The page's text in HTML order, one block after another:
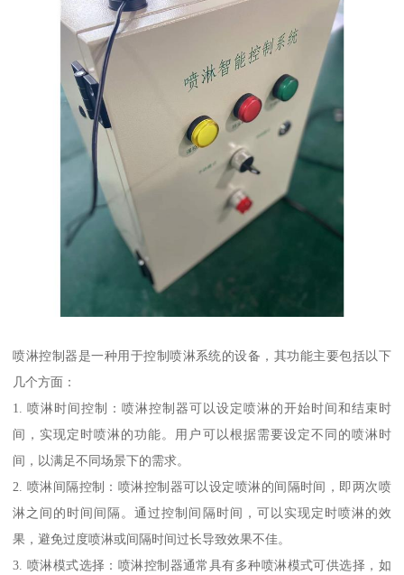
喷淋控制器是一种用于控制喷淋系统的设备，其功能主要包括以下
几个方面：
1. 喷淋时间控制：喷淋控制器可以设定喷淋的开始时间和结束时
间，实现定时喷淋的功能。用户可以根据需要设定不同的喷淋时
间，以满足不同场景下的需求。
2. 喷淋间隔控制：喷淋控制器可以设定喷淋的间隔时间，即两次喷
淋之间的时间间隔。通过控制间隔时间，可以实现定时喷淋的效
果，避免过度喷淋或间隔时间过长导致效果不佳。
3. 喷淋模式选择：喷淋控制器通常具有多种喷淋模式可供选择，如